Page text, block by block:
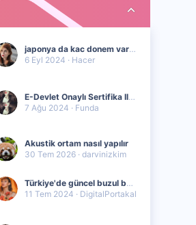
japonya da kac donem var ?
6 Eyl 2024
Hacer
E-Devlet Onaylı Sertifika Ile Işe Girilir Mi
7 Ağu 2024
Funda
Akustik ortam nasıl yapılır
30 Tem 2026 darvinizkim
Türkiye'de güncel buzul bulunur mu
11 Tem 2024
DigitalPortakal